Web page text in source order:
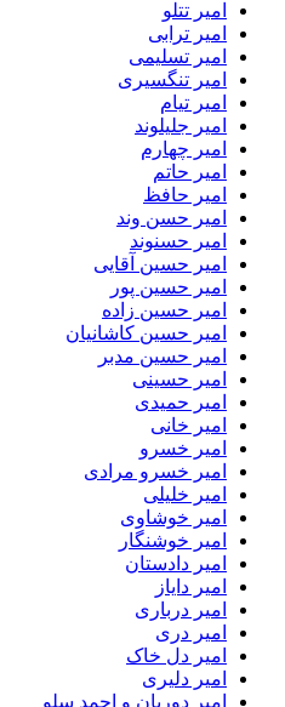
امیر تتلو
امیر ترابی
امیر تسلیمی
امیر تنگسیری
امیر تیام
امیر جلیلوند
امیر چهارم
امیر حاتم
امیر حافظ
امیر حسن وند
امیر حسنوند
امیر حسین آقایی
امیر حسین پور
امیر حسین زاده
امیر حسین کاشانیان
امیر حسین مدبر
امیر حسینی
امیر حمیدی
امیر خانی
امیر خسرو
امیر خسرو مرادی
امیر خلیلی
امیر خوشاوی
امیر خوشنگار
امیر دادستان
امیر دایاز
امیر درباری
امیر دری
امیر دل خاک
امیر دلیری
امیر دوربان و احمد سلو